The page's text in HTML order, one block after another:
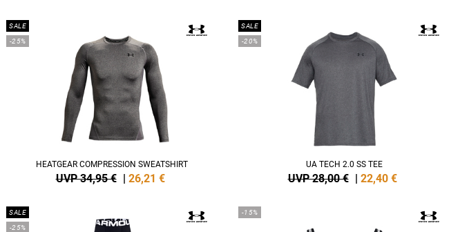
SALE
-25%
HEATGEAR COMPRESSION SWEATSHIRT
UVP 34,95 € | 26,21 €
SALE
-20%
UA TECH 2.0 SS TEE
UVP 28,00 € | 22,40 €
SALE
-25%
-15%